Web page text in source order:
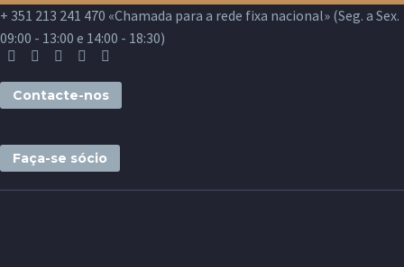
+ 351 213 241 470 «Chamada para a rede fixa nacional» (Seg. a Sex.
09:00 - 13:00 e 14:00 - 18:30)
Contacte-nos
Faça-se sócio